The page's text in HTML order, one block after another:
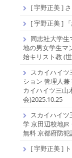
[ 宇野正美 ]
[ 宇野正美 ]
同志社大学
地の男女学生マ
始キリスト教 (
スカイハイ
ション 管理人
カイハイツ三山
会)2025.10.25
スカイハイ
学 京田辺校地
無料 京都府防犯
[ 宇野正美 ]